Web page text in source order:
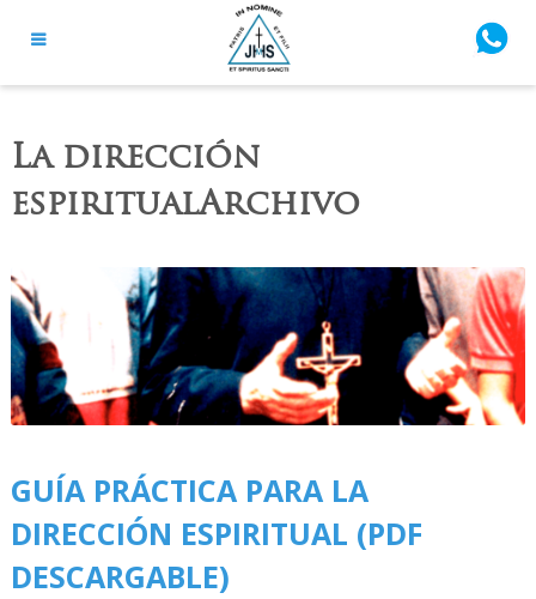
La dirección
espiritualArchivo
GUÍA PRÁCTICA PARA LA
DIRECCIÓN ESPIRITUAL (PDF
DESCARGABLE)